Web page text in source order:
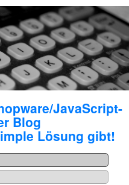
JavaScript-
Blog
Lösung gibt!